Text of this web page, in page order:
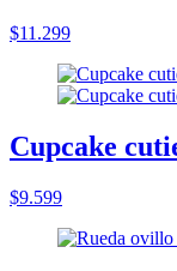
$11.299
Cupcake
$9.599